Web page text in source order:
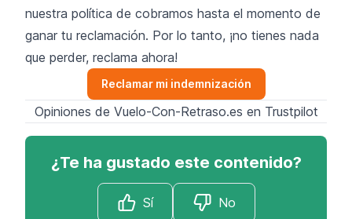
nuestra política de cobramos hasta el momento de
ganar tu reclamación. Por lo tanto, ¡no tienes nada
que perder, reclama ahora!
Reclamar mi indemnización
Opiniones de Vuelo-Con-Retraso.es en Trustpilot
¿Te ha gustado este contenido?
Sí No